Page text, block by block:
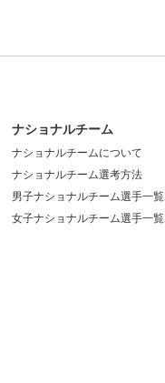
ナショナルチーム
ナショナルチームについて
ナショナルチーム選考方法
男子ナショナルチーム選手一覧
女子ナショナルチーム選手一覧